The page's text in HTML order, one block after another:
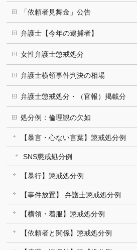
「依頼者見舞金」公告
弁護士【今年の逮捕者】
女性弁護士懲戒処分
弁護士横領事件判決の相場
弁護士懲戒処分・（官報）掲載分
処分例：倫理観の欠如
【暴言・心ない言葉】懲戒処分例
SNS懲戒処分例
【暴行】懲戒処分例
【事件放置】 弁護士懲戒処分例
【横領・着服】懲戒処分例
【依頼者と関係】懲戒処分例